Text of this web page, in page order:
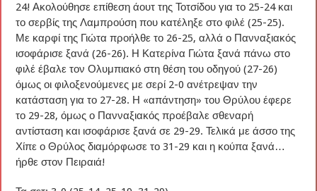
24! Ακολούθησε επίθεση άουτ της Τοτσίδου για το 25-24 και
το σερβίς της Λαμπρούση που κατέληξε στο φιλέ (25-25).
Με καρφί της Γιώτα προήλθε το 26-25, αλλά ο Πανναξιακός
ισοφάρισε ξανά (26-26). Η Κατερίνα Γιώτα ξανά πάνω στο
φιλέ έβαλε τον Ολυμπιακό στη θέση του οδηγού (27-26)
όμως οι φιλοξενούμενες με σερί 2-0 ανέτρεψαν την
κατάσταση για το 27-28. Η «απάντηση» του Θρύλου έφερε
το 29-28, όμως ο Πανναξιακός προέβαλε σθεναρή
αντίσταση και ισοφάρισε ξανά σε 29-29. Τελικά με άσσο της
Χίπε ο Θρύλος διαμόρφωσε το 31-29 και η κούπα ξανά…
ήρθε στον Πειραιά!